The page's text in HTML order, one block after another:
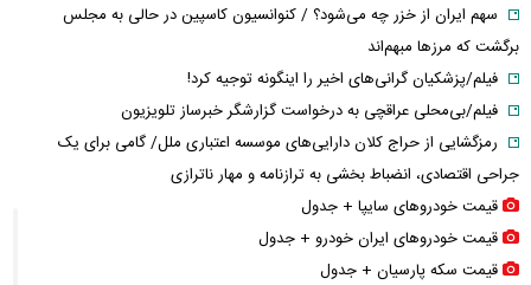
سهم ایران از خزر چه می‌شود؟ / کنوانسیون کاسپین در حالی به مجلس
برگشت که مرزها مبهم‌اند
فیلم/پزشکیان گرانی‌های اخیر را اینگونه توجیه کرد!
فیلم/بی‌محلی عراقچی به درخواست گزارشگر خبرساز تلویزیون
رمزگشایی از حراج کلان دارایی‌های موسسه اعتباری ملل/ گامی برای یک
جراحی اقتصادی، انضباط‌ بخشی به ترازنامه و مهار ناترازی
قیمت خودرو‌های سایپا + جدول
قیمت خودرو‌های ایران خودرو + جدول
قیمت سکه پارسیان + جدول